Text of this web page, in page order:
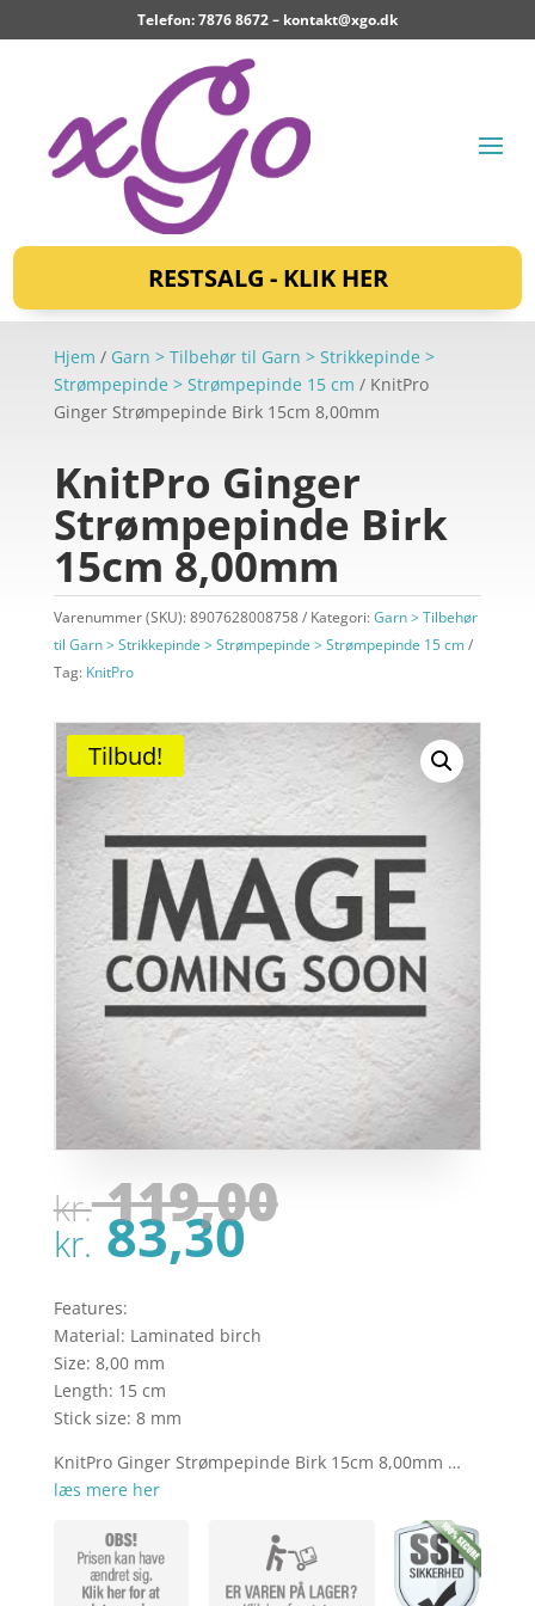
Telefon: 7876 8672 – kontakt@xgo.dk
RESTSALG - KLIK HER
Hjem / Garn > Tilbehør til Garn > Strikkepinde >
Strømpepinde > Strømpepinde 15 cm / KnitPro
Ginger Strømpepinde Birk 15cm 8,00mm
KnitPro Ginger
Strømpepinde Birk
15cm 8,00mm
Varenummer (SKU):8907628008758 Kategori:Garn > Tilbehør
til Garn > Strikkepinde > Strømpepinde > Strømpepinde 15 cm
Tag: KnitPro
Tilbud!
kr.119,00Den
kr.83,30Den
er:
kr. 83,30.
Features:
Material: Laminated birch
Size: 8,00 mm
Length: 15 cm
Stick size: 8 mm
KnitPro Ginger Strømpepinde Birk 15cm 8,00mm …
læs mere her